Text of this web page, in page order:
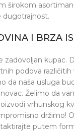
širokom
dugotrajnost.
I BRZA
zadovoljan kupac.
podova različitih
da naša usluga
Želimo da
vrhunskog
držimo!
putem